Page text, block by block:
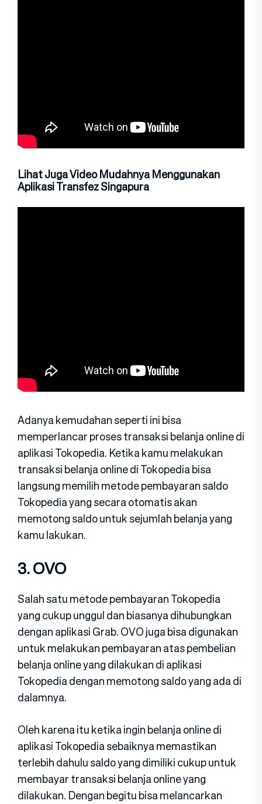
Lihat Juga Video Mudahnya Menggunakan
Aplikasi Transfez Singapura
Adanya kemudahan seperti ini bisa
memperlancar proses transaksi belanja online di
aplikasi Tokopedia. Ketika kamu melakukan
transaksi belanja online di Tokopedia bisa
langsung memilih metode pembayaran saldo
Tokopedia yang secara otomatis akan
memotong saldo untuk sejumlah belanja yang
kamu lakukan.
3. OVO
Salah satu metode pembayaran Tokopedia
yang cukup unggul dan biasanya dihubungkan
dengan aplikasi Grab. OVO juga bisa digunakan
untuk melakukan pembayaran atas pembelian
belanja online yang dilakukan di aplikasi
Tokopedia dengan memotong saldo yang ada di
dalamnya.
Oleh karena itu ketika ingin belanja online di
aplikasi Tokopedia sebaiknya memastikan
terlebih dahulu saldo yang dimiliki cukup untuk
membayar transaksi belanja online yang
dilakukan. Dengan begitu bisa melancarkan